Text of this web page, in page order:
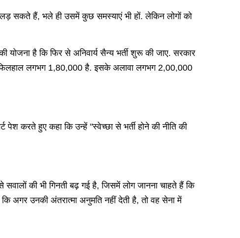
लड़ सकते हैं, भले ही उसमें कुछ समस्याएं भी हों. लेकिन लोगों को
है कि फिर से अनिवार्य सैन्य भर्ती शुरू की जाए. सरकार
फिलहाल लगभग 1,80,000 है. इसके अलावा लगभग 2,00,000
करते हुए कहा कि उन्हें "स्वेच्छा से भर्ती होने की नीति की
की भी गिनती बढ़ गई है, जिसमें लोग जानना चाहते हैं कि
अगर उनकी अंतरात्मा अनुमति नहीं देती है, तो वह सेना में